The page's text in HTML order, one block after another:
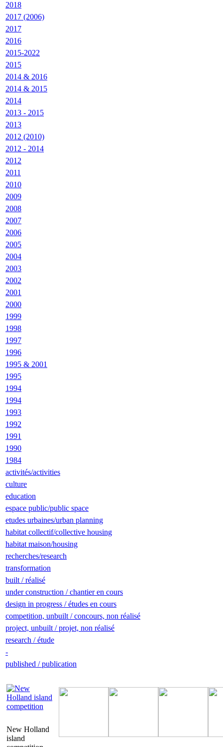
2018
2017 (2006)
2017
2016
2015-2022
2015
2014 & 2016
2014 & 2015
2014
2013 - 2015
2013
2012 (2010)
2012 - 2014
2012
2011
2010
2009
2008
2007
2006
2005
2004
2003
2002
2001
2000
1999
1998
1997
1996
1995 & 2001
1995
1994
1994
1993
1992
1991
1990
1984
activités/activities
culture
education
espace public/public space
etudes urbaines/urban planning
habitat collectif/collective housing
habitat maison/housing
recherches/research
transformation
built / réalisé
under construction / chantier en cours
design in progress / études en cours
competition, unbuilt / concours, non réalisé
project, unbuilt / projet, non réalisé
research / étude
-
published / publication
New Holland
island